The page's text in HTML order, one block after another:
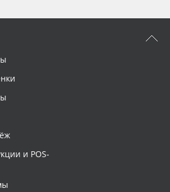
и POS-